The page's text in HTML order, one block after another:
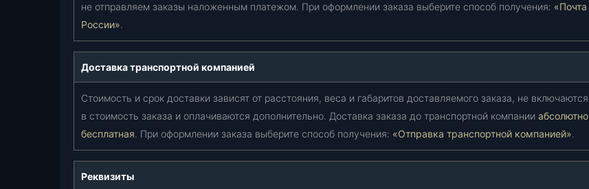
не отправляем заказы наложенным платежом. При оформлении заказа выберите способ получения: «Почта
России».
Доставка транспортной компанией
Стоимость и срок доставки зависят от расстояния, веса и габаритов доставляемого заказа, не включаются
в стоимость заказа и оплачиваются дополнительно. Доставка заказа до транспортной компании абсолютно
бесплатная. При оформлении заказа выберите способ получения: «Отправка транспортной компанией».
Реквизиты